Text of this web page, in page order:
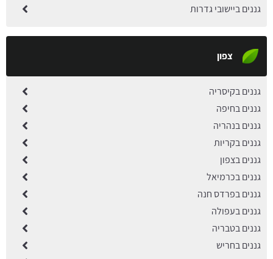
גננים ביישובי גדרות
צפון
גננים בקיסריה
גננים בחיפה
גננים בנהריה
גננים בקריות
גננים בצפון
גננים בכרמיאל
גננים בפרדס חנה
גננים בעפולה
גננים בטבריה
גננים בחריש